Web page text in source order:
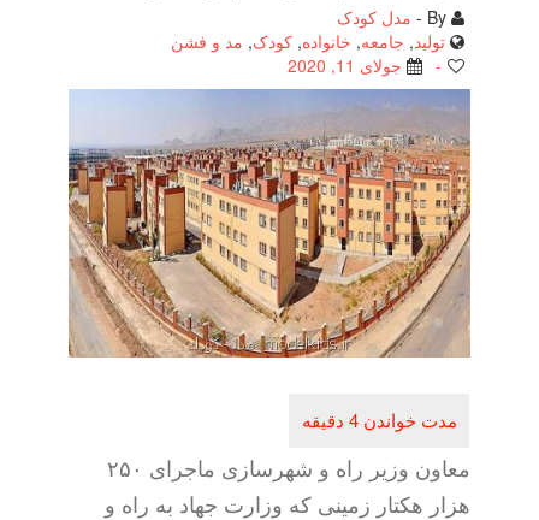
مدل کودک
جامعه,خانواده, کودک,مد و فشن
جولای 11, 2020
معاون وزیر راه و شهرسازی ماجرای ۲۵۰
هزار هكتار زمینی كه وزارت جهاد به راه و